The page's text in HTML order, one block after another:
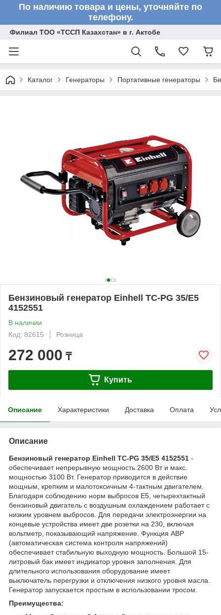
По наличию товара и цены, уточняйте по
телефону.
Филиал ТОО «ТССП Казахстан» в г. Актобе
Каталог Генераторы Портативные генераторы
Бензиновый генератор Einhell TC-PG 35/E5
4152551
В наличии
Код: 82615
Розница
272 000 ₸
Купить
Описание Характеристики Доставка Оплата
Описание
Бензиновый генератор Einhell TC-PG 35/E5 4152551 -
обеспечивает непрерывную мощность 2600 Вт и макс.
мощностью 3100 Вт. Генератор приводится в действие
мощным, крепким и малотоксичным 4-тактным двигателем.
Благодаря соблюдению норм выбросов Е5, четырехтактный
бензиновый двигатель с воздушным охлаждением работает с
низким уровнем выбросов. Для передачи электроэнергии на
концевые устройства имеет две розетки на 230, включая
вольтметр, показывающий напряжение. Функция АВР
(автоматическая система контроля напряжений)
обеспечивает стабильную выходную мощность. Большой 15-
литровый бак имеет индикатор уровня заполнения. Для
длительного использования оборудование имеет
выключатель перегрузки и отключения низкого уровня масла.
Генератор запускается простым в использовании тросом.
Преимущества: